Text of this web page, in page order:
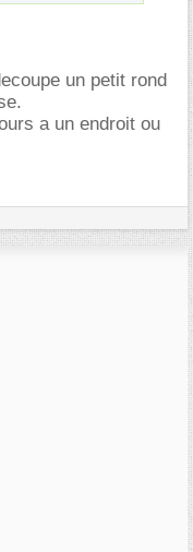
un petit rond
a un endroit ou